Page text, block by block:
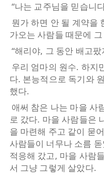
“나는 교주님을 믿습니
뭔가 하면 안 될 계약을
가오는 사람들 때문에
“해리야, 그 동안 배고
우리 엄마의 원수. 하지
다. 본능적으로 독기와
했다.
애써 참은 나는 마을 사
로 갔다. 마을 사람들은
을 마련해 주고 같이 묻
사람들이 너무나 소름
적응해 갔고, 마을 사람
서 그냥 그렇게 살았다.